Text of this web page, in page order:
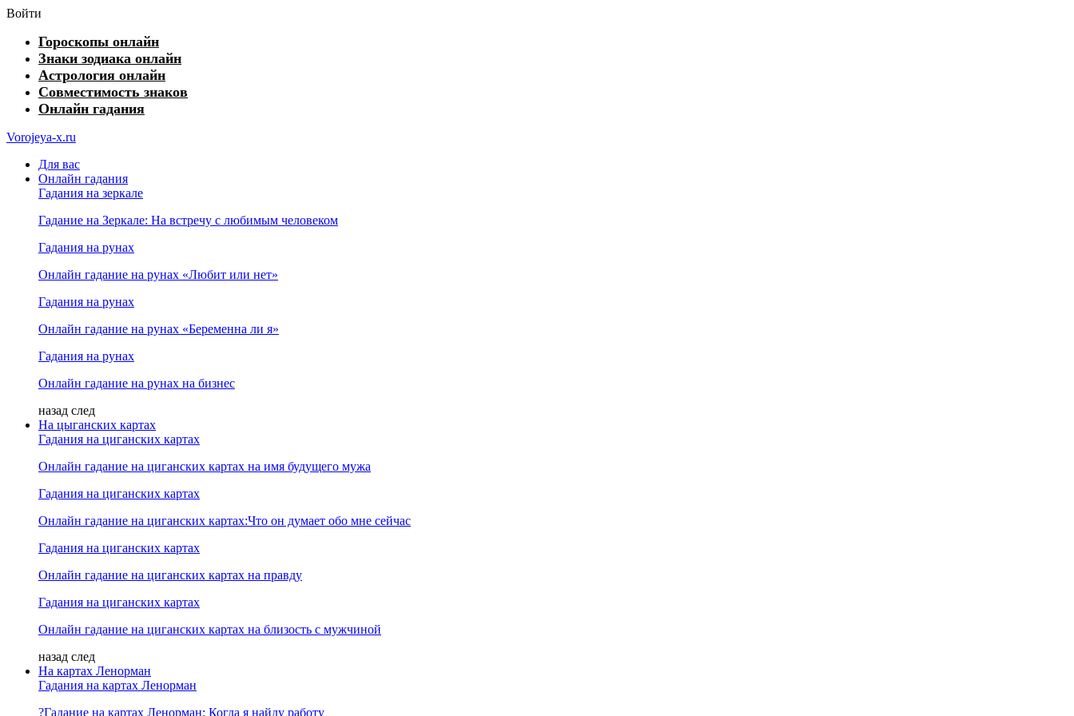
Войти
Гороскопы онлайн
Знаки зодиака онлайн
Астрология онлайн
Совместимость знаков
Онлайн гадания
Vorojeya-x.ru
Для вас
Онлайн гадания
Гадания на зеркале
Гадание на Зеркале: На встречу с любимым человеком
Гадания на рунах
Онлайн гадание на рунах «Любит или нет»
Гадания на рунах
Онлайн гадание на рунах «Беременна ли я»
Гадания на рунах
Онлайн гадание на рунах на бизнес
назад след
На цыганских картах
Гадания на циганских картах
Онлайн гадание на циганских картах на имя будущего мужа
Гадания на циганских картах
Онлайн гадание на циганских картах:Что он думает обо мне сейчас
Гадания на циганских картах
Онлайн гадание на циганских картах на правду
Гадания на циганских картах
Онлайн гадание на циганских картах на близость с мужчиной
назад след
На картах Ленорман
Гадания на картах Ленорман
?Гадание на картах Ленорман: Когда я найду работу